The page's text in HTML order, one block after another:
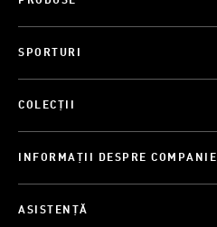
SPORTURI
COLECȚII
INFORMAȚII DESPRE COMPANIE
ASISTENȚĂ